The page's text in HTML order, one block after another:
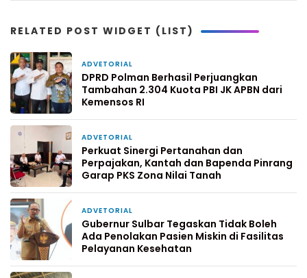
RELATED POST WIDGET (LIST)
ADVETORIAL
DPRD Polman Berhasil Perjuangkan
Tambahan 2.304 Kuota PBI JK APBN dari
Kemensos RI
ADVETORIAL
Perkuat Sinergi Pertanahan dan
Perpajakan, Kantah dan Bapenda Pinrang
Garap PKS Zona Nilai Tanah
ADVETORIAL
Gubernur Sulbar Tegaskan Tidak Boleh
Ada Penolakan Pasien Miskin di Fasilitas
Pelayanan Kesehatan